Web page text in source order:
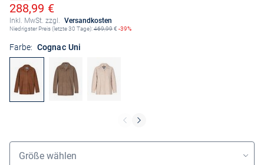
Ermäßigter Preis
288,99 €
Inkl. MwSt. zzgl. Versandkosten
Niedrigster Preis (letzte 30 Tage):469,99€ -39%
Farbe: Cognac Uni
Größenauswahl
Größe wählen